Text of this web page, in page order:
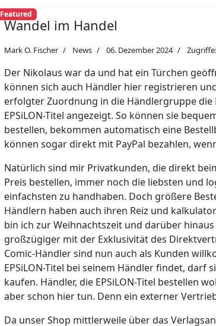
Featured
Wandel im Handel
Mark O. Fischer News 06. Dezember 2024
Der Nikolaus war da und hat ein Türchen
können sich auch Händler hier registrieren
erfolgter Zuordnung in die Händlergruppe die
EPSiLON-Titel angezeigt. So können sie
bestellen, bekommen automatisch eine
können sogar direkt mit PayPal bezahlen,
Natürlich sind mir Privatkunden, die direkt
Preis bestellen, immer noch die liebsten und
einfachsten zu handhaben. Doch größere
Händlern haben auch ihren Reiz und
bin ich zur Weihnachtszeit und darüber
großzügiger mit der Exklusivität des
Comic-Händler sind nun auch als Kunden
EPSiLON-Titel bei seinem Händler findet, darf
kaufen. Händler, die EPSiLON-Titel bestellen
aber schon hier tun. Denn ein externer
Da unser Shop mittlerweile über das